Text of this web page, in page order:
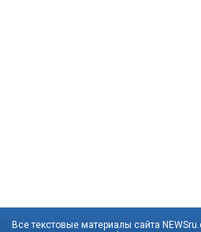
Все текстовые материалы сайта